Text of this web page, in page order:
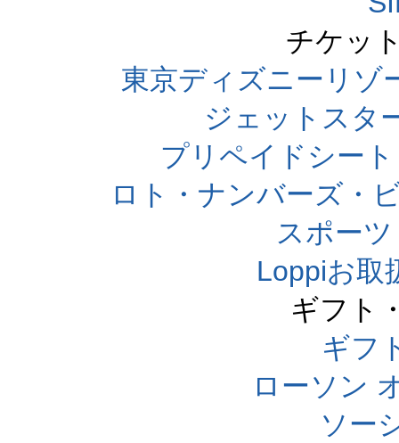
チケッ
東京ディズニーリゾ
ジェットスタ
プリペイドシー
ロト・ナンバーズ・
スポー
Loppiお取
ギフト
ギフ
ローソン
ソー